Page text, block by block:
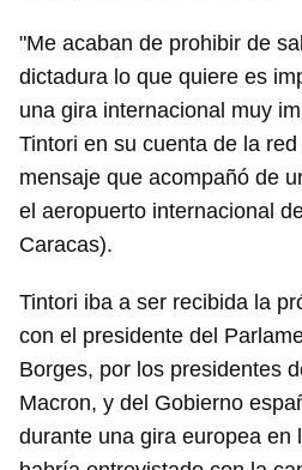
"Me acaban de prohibir de
dictadura lo que quiere es
una gira internacional muy
Tintori en su cuenta de la
mensaje que acompañó de
el aeropuerto internacional
Caracas).
Tintori iba a ser recibida la
con el presidente del
Borges, por los presidentes
Macron, y del Gobierno
durante una gira europea en